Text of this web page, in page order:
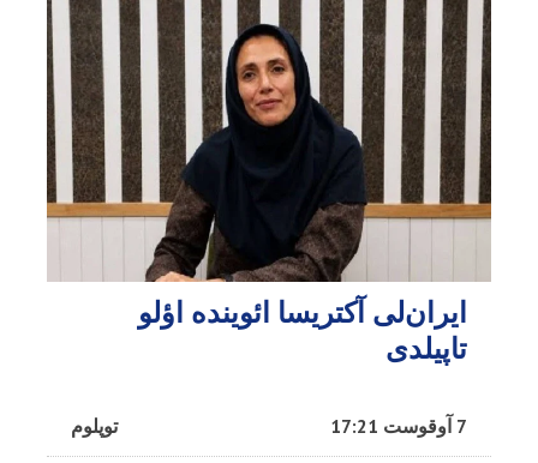
ایران‌لی آکتریسا ائوینده اؤلو
تاپیلدی
توپلوم 7 آوقوست 17:21